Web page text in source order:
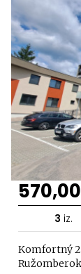
3 iz.
Komfortný
Ružomberok